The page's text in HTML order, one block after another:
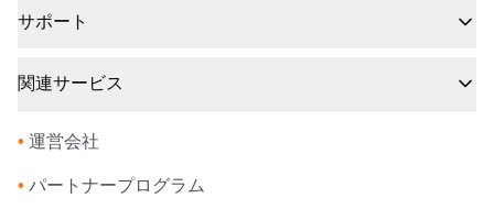
サポート
関連サービス
• 運営会社
• パートナープログラム